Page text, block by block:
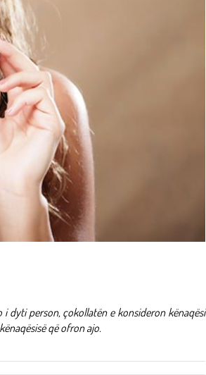
dyti person, çokollatën e konsideron kënaqësi
që ofron ajo.